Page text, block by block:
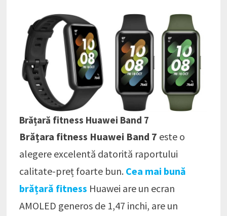
Brățară fitness Huawei Band 7
Brățara fitness Huawei Band 7 este o
alegere excelentă datorită raportului
calitate-preț foarte bun. Cea mai bună
brățară fitness Huawei are un ecran
AMOLED generos de 1,47 inchi, are un